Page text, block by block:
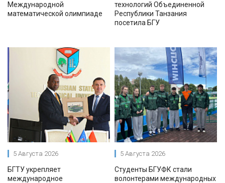
Международной
математической олимпиаде
технологий Объединенной
Республики Танзания
посетила БГУ
5 Августа 2026
БГТУ укрепляет
международное
5 Августа 2026
Студенты БГУФК стали
волонтерами международных